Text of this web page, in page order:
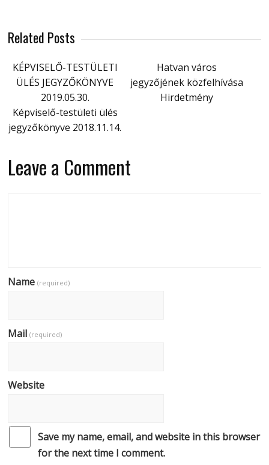
Related Posts
KÉPVISELŐ-TESTÜLETI
ÜLÉS JEGYZŐKÖNYVE
2019.05.30.
Hatvan város
jegyzőjének közfelhívása
Hirdetmény
Képviselő-testületi ülés
jegyzőkönyve 2018.11.14.
Leave a Comment
Name(required)
Mail(required)
Website
Save my name, email, and website in this browser
for the next time I comment.